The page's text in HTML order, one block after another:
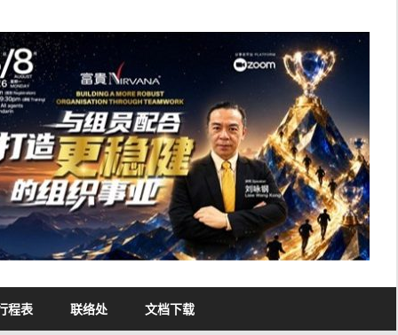
程表 联络处 文档下载